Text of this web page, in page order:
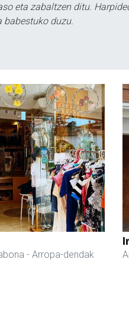
eta zabaltzen ditu.
duzu.
- Arropa-dendak